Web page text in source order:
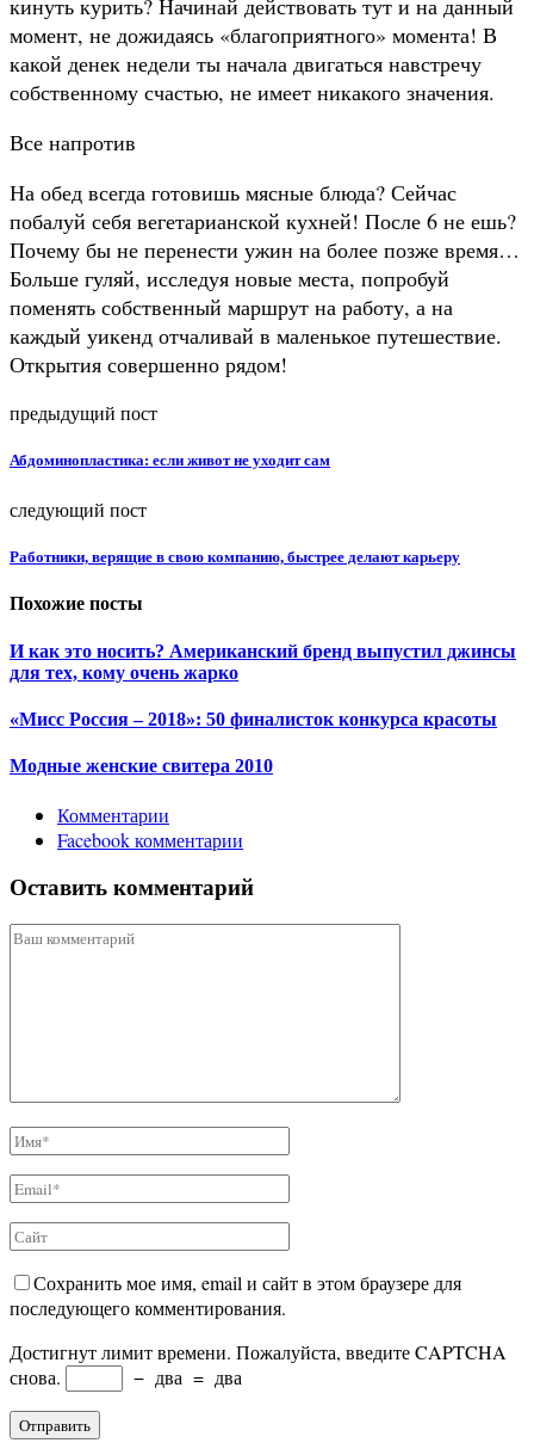
момент, не дожидаясь «благоприятного» момента! В
какой денек недели ты начала двигаться навстречу
собственному счастью, не имеет никакого значения.
Все напротив
На обед всегда готовишь мясные блюда? Сейчас
побалуй себя вегетарианской кухней! После 6 не ешь?
Почему бы не перенести ужин на более позже время…
Больше гуляй, исследуя новые места, попробуй
поменять собственный маршрут на работу, а на
каждый уикенд отчаливай в маленькое путешествие.
Открытия совершенно рядом!
предыдущий пост
Абдоминопластика: если живот не уходит сам
следующий пост
Работники, верящие в свою компанию, быстрее делают карьеру
Похожие посты
И как это носить? Американский бренд выпустил джинсы
для тех, кому очень жарко
«Мисс Россия – 2018»: 50 финалисток конкурса красоты
Модные женские свитера 2010
Комментарии
Facebook комментарии
Оставить комментарий
Сохранить мое имя, email и сайт в этом браузере для
последующего комментирования.
Достигнут лимит времени. Пожалуйста, введите CAPTCHA
снова.
− два = два